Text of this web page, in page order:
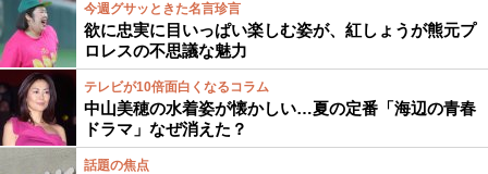
今週グサッときた名言珍言
欲に忠実に目いっぱい楽しむ姿が、紅しょうが熊元プ
ロレスの不思議な魅力
テレビが10倍面白くなるコラム
中山美穂の水着姿が懐かしい…夏の定番「海辺の青春
ドラマ」なぜ消えた？
話題の焦点